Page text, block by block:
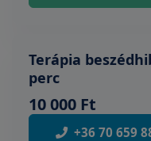
Terápia
perc
10 000 Ft
+36 70 659